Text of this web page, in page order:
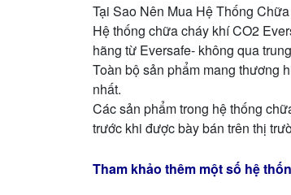
Tại Sao Nên Mua Hệ Thống
Hệ thống chữa cháy khí CO2
hãng từ Eversafe- không qua
Toàn bộ sản phẩm mang thương
nhất.
Các sản phẩm trong hệ thống
trước khi được bày bán trên thị
Tham khảo thêm một số hệ